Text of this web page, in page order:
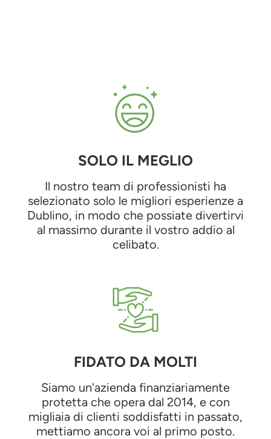
SOLO IL MEGLIO
Il nostro team di professionisti ha
selezionato solo le migliori esperienze a
Dublino, in modo che possiate divertirvi
al massimo durante il vostro addio al
celibato.
FIDATO DA MOLTI
Siamo un'azienda finanziariamente
protetta che opera dal 2014, e con
migliaia di clienti soddisfatti in passato,
mettiamo ancora voi al primo posto.